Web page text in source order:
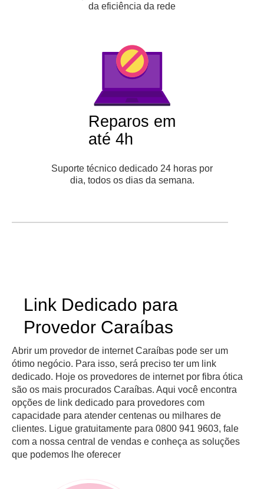
da eficiência da rede
Reparos em
até 4h
Suporte técnico dedicado 24 horas por
dia, todos os dias da semana.
Link Dedicado para
Provedor Caraíbas
Abrir um provedor de internet Caraíbas pode ser um
ótimo negócio. Para isso, será preciso ter um link
dedicado. Hoje os provedores de internet por fibra ótica
são os mais procurados Caraíbas. Aqui você encontra
opções de link dedicado para provedores com
capacidade para atender centenas ou milhares de
clientes. Ligue gratuitamente para 0800 941 9603, fale
com a nossa central de vendas e conheça as soluções
que podemos lhe oferecer